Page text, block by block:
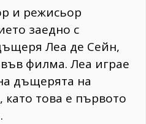
и режисьор
заедно с
Леа де Сейн,
филма. Леа играе
дъщерята на
това е първото